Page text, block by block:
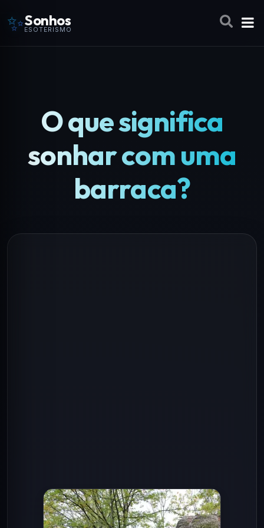
✨Sonhos
ESOTERISMO
O que significa
sonhar com uma
barraca?